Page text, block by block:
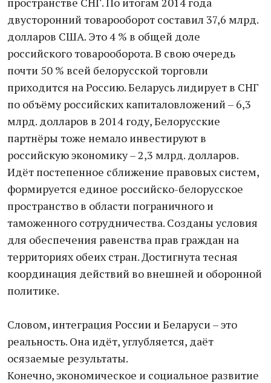
двусторонний товарооборот составил 37,6 млрд.
долларов США. Это 4 % в общей доле
российского товарооборота. В свою очередь
почти 50 % всей белорусской торговли
приходится на Россию. Беларусь лидирует в СНГ
по объёму российских капиталовложений – 6,3
млрд. долларов в 2014 году, Белорусские
партнёры тоже немало инвестируют в
российскую экономику – 2,3 млрд. долларов.
Идёт постепенное сближение правовых систем,
формируется единое российско-белорусское
пространство в области пограничного и
таможенного сотрудничества. Созданы условия
для обеспечения равенства прав граждан на
территориях обеих стран. Достигнута тесная
координация действий во внешней и оборонной
политике.
Словом, интеграция России и Беларуси – это
реальность. Она идёт, углубляется, даёт
осязаемые результаты.
Конечно, экономическое и социальное развитие